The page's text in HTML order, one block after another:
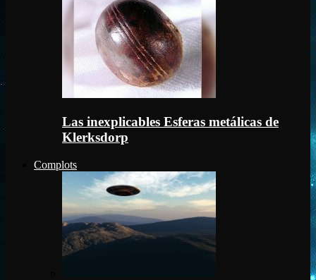
Las inexplicables Esferas metálicas de
Klerksdorp
Complots